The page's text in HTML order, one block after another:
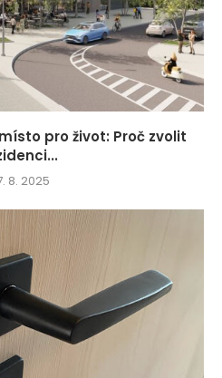
pro život: Proč zvolit
8. 2025